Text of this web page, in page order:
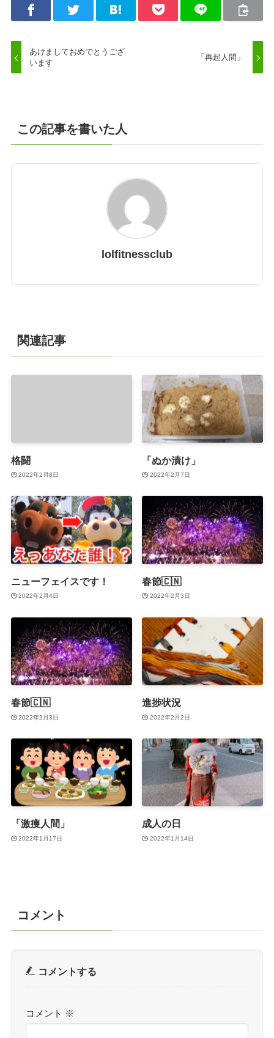
あけましておめでとうござ
います
「再起人間」
この記事を書いた人
lolfitnessclub
関連記事
格闘
2022年2月8日
「ぬか漬け」
2022年2月7日
ニューフェイスです！
2022年2月4日
春節🇨🇳
2022年2月3日
春節🇨🇳
2022年2月3日
進捗状況
2022年2月2日
「激痩人間」
2022年1月17日
成人の日
2022年1月14日
コメント
コメントする
コメント ※